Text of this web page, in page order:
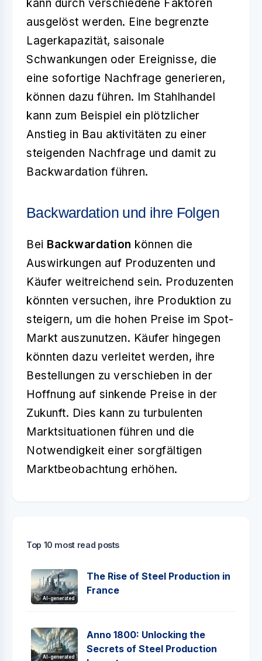
kann durch verschiedene Faktoren
ausgelöst werden. Eine begrenzte
Lagerkapazität, saisonale
Schwankungen oder Ereignisse, die
eine sofortige Nachfrage generieren,
können dazu führen. Im Stahlhandel
kann zum Beispiel ein plötzlicher
Anstieg in Bau aktivitäten zu einer
steigenden Nachfrage und damit zu
Backwardation führen.
Backwardation und ihre Folgen
Bei Backwardation können die
Auswirkungen auf Produzenten und
Käufer weitreichend sein. Produzenten
könnten versuchen, ihre Produktion zu
steigern, um die hohen Preise im Spot-
Markt auszunutzen. Käufer hingegen
könnten dazu verleitet werden, ihre
Bestellungen zu verschieben in der
Hoffnung auf sinkende Preise in der
Zukunft. Dies kann zu turbulenten
Marktsituationen führen und die
Notwendigkeit einer sorgfältigen
Marktbeobachtung erhöhen.
Top 10 most read posts
AI-generated
The Rise of Steel Production in
France
AI-generated
Anno 1800: Unlocking the
Secrets of Steel Production